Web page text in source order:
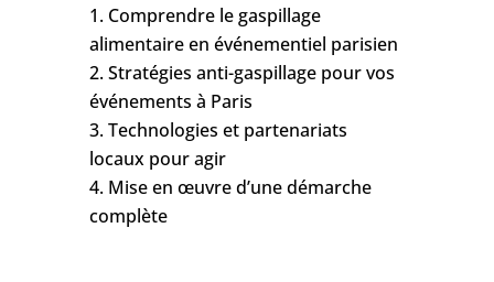
Comprendre le gaspillage
alimentaire en événementiel parisien
Stratégies anti-gaspillage pour vos
événements à Paris
Technologies et partenariats
locaux pour agir
Mise en œuvre d’une démarche
complète